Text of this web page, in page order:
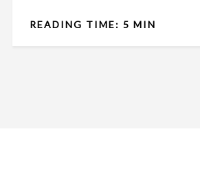
READING TIME: 5 MIN